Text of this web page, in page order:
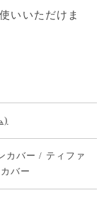
いいただけま
)
カバー / ティファ
バー